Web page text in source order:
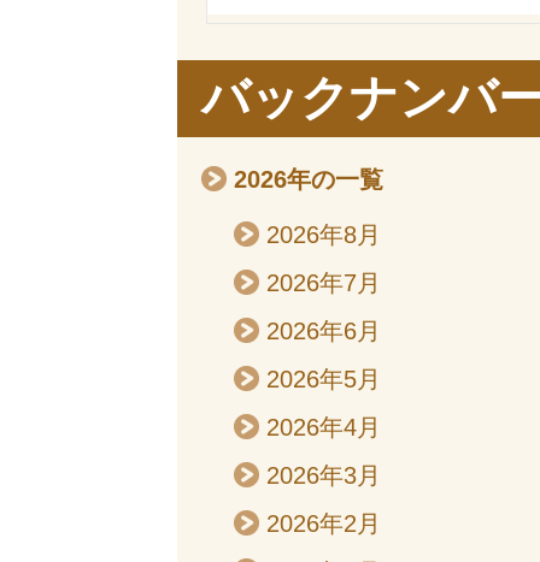
バックナンバ
2026年の一覧
2026年8月
2026年7月
2026年6月
2026年5月
2026年4月
2026年3月
2026年2月